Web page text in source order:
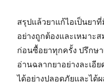
สรุปแล้วยาแก้ไอเป็นยา
อย่างถูกต้องและเหมาะ
ก่อนซื้อยาทุกครั้ง ปรึกษ
อ่านฉลากยาอย่างละเอี
ได้อย่างปลอดภัยและได้